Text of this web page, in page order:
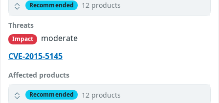
Recommended 12 products
Threats
Impact
moderate
CVE-2015-5145
Affected products
Recommended 12 products